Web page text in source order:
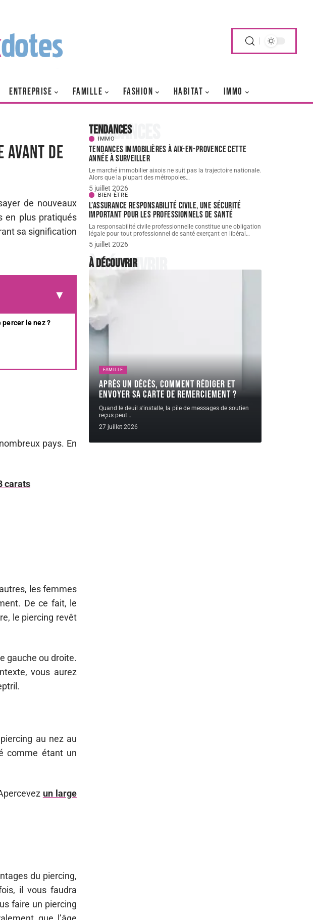
ENTREPRISE FAMILLE FASHION HABITAT IMMO
avant de
de nouveaux
en plus pratiqués
sa signification
le nez ?
pays. En
carats
les femmes
De ce fait, le
le piercing revêt
gauche ou droite.
vous aurez
au nez au
comme étant un
un large
du piercing,
il vous faudra
faire un piercing
Tendances
Tendances
IMMO
Tendances immobilières à Aix-en-Provence cette
année à surveiller
Le marché immobilier aixois ne suit pas la trajectoire nationale.
Alors que la plupart des métropoles…
5 juillet 2026
BIEN-ÊTRE
L’assurance responsabilité civile, une sécurité
important pour les professionnels de santé
La responsabilité civile professionnelle constitue une obligation
légale pour tout professionnel de santé exerçant en libéral …
5 juillet 2026
À découvrir
À découvrir
FAMILLE
Après un décès, comment rédiger et
envoyer sa carte de remerciement ?
Quand le deuil s'installe, la pile de messages de soutien
reçus peut…
27 juillet 2026